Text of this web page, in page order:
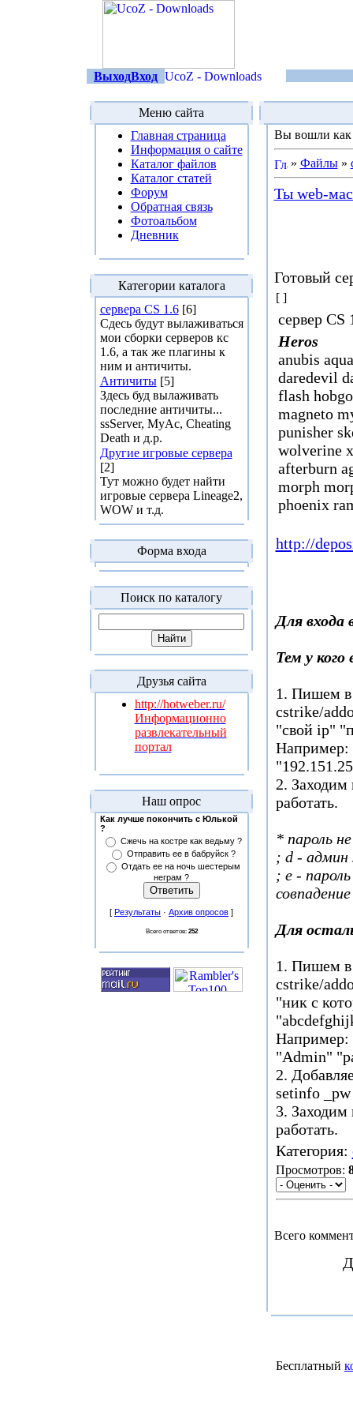
ВыходВход
Меню сайта
Главная страница
Информация о сайте
Каталог файлов
Каталог статей
Форум
Обратная связь
Фотоальбом
Дневник
Категории каталога
сервера CS 1.6 [6]
Сдесь будут вылаживаться
мои сборки серверов кс
1.6, а так же плагины к
ним и античиты.
Античиты [5]
Здесь буд вылаживать
последние античиты...
ssServer, MyAc, Cheating
Death и д.р.
Другие игровые сервера
[2]
Тут можно будет найти
игровые сервера Lineage2,
WOW и т.д.
Форма входа
Поиск по каталогу
Друзья сайта
http://hotweber.ru/
Информационно
развлекательный
портал
Наш опрос
Как лучше покончить с Юлькой
?
Сжечь на костре как ведьму ?
Отправить ее в бабруйск ?
Отдать ее на ночь шестерым
неграм ?
[ Результаты · Архив опросов ]
Всего ответов: 252
Вы вошли
» Файлы»
Ты web-
Готовый
[ ]
сервер CS
Heros
anubis
daredevil
flash
magneto
punisher
wolverine
afterburn
morph
phoenix
http://
Для входа
Тем у
1. Пишем
cstrike/
"свой ip"
Например:
2.
работать.
* пароль
; d - админ
; e -
Для
1. Пишем
cstrike/
"ник с
Например:
"Admin"
2.
setinfo _pw
3. Заходим
работать.
Категория:
Просмотров:
Всего
Бесплатный